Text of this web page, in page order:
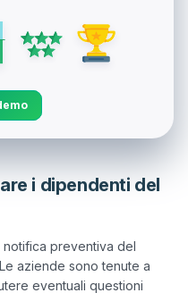
i dipendenti del
aziende sono tenute a
eventuali questioni